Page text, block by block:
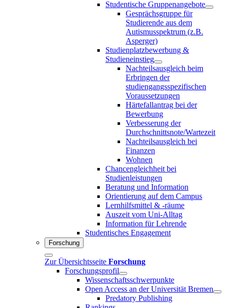
Studentische Gruppenangebote
Gesprächsgruppe für
Studierende aus dem
Autismusspektrum (z.B.
Asperger)
Studienplatzbewerbung &
Studieneinstieg
Nachteilsausgleich beim
Erbringen der
studiengangsspezifischen
Voraussetzungen
Härtefallantrag bei der
Bewerbung
Verbesserung der
Durchschnittsnote/Wartezeit
Nachteilsausgleich bei
Finanzen
Wohnen
Chancengleichheit bei
Studienleistungen
Beratung und Information
Orientierung auf dem Campus
Lernhilfsmittel & -räume
Auszeit vom Uni-Alltag
Information für Lehrende
Studentisches Engagement
Forschung
Zur Übersichtsseite Forschung
Forschungsprofil
Wissenschaftsschwerpunkte
Open Access an der Universität Bremen
Predatory Publishing